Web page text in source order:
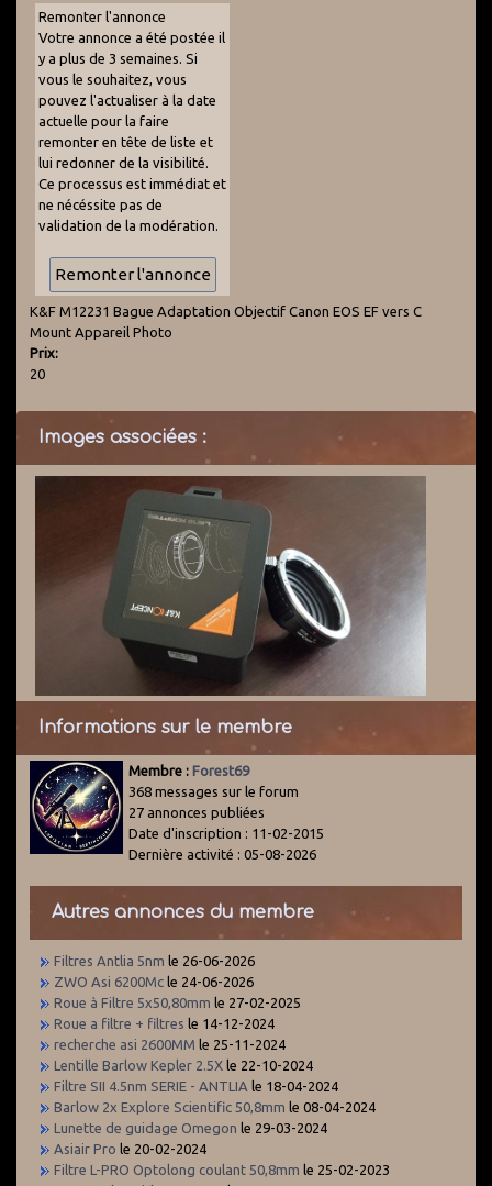
Remonter l'annonce
Votre annonce a été postée il
y a plus de 3 semaines. Si
vous le souhaitez, vous
pouvez l'actualiser à la date
actuelle pour la faire
remonter en tête de liste et
lui redonner de la visibilité.
Ce processus est immédiat et
ne nécéssite pas de
validation de la modération.
K&F M12231 Bague Adaptation Objectif Canon EOS EF vers C
Mount Appareil Photo
Prix:
20
Images associées :
Informations sur le membre
Membre : Forest69
368 messages sur le forum
27 annonces publiées
Date d'inscription : 11-02-2015
Dernière activité : 05-08-2026
Autres annonces du membre
Filtres Antlia 5nm le 26-06-2026
ZWO Asi 6200Mc le 24-06-2026
Roue à Filtre 5x50,80mm le 27-02-2025
Roue a filtre + filtres le 14-12-2024
recherche asi 2600MM le 25-11-2024
Lentille Barlow Kepler 2.5X le 22-10-2024
Filtre SII 4.5nm SERIE - ANTLIA le 18-04-2024
Barlow 2x Explore Scientific 50,8mm le 08-04-2024
Lunette de guidage Omegon le 29-03-2024
Asiair Pro le 20-02-2024
Filtre L-PRO Optolong coulant 50,8mm le 25-02-2023